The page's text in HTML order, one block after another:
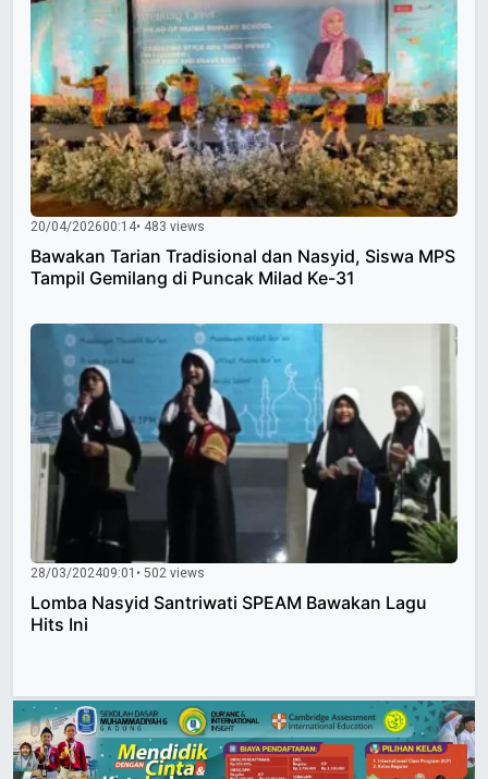
20/04/202600:14• 483 views
Bawakan Tarian Tradisional dan Nasyid, Siswa MPS
Tampil Gemilang di Puncak Milad Ke-31
28/03/202409:01 • 502 views
Lomba Nasyid Santriwati SPEAM Bawakan Lagu
Hits Ini